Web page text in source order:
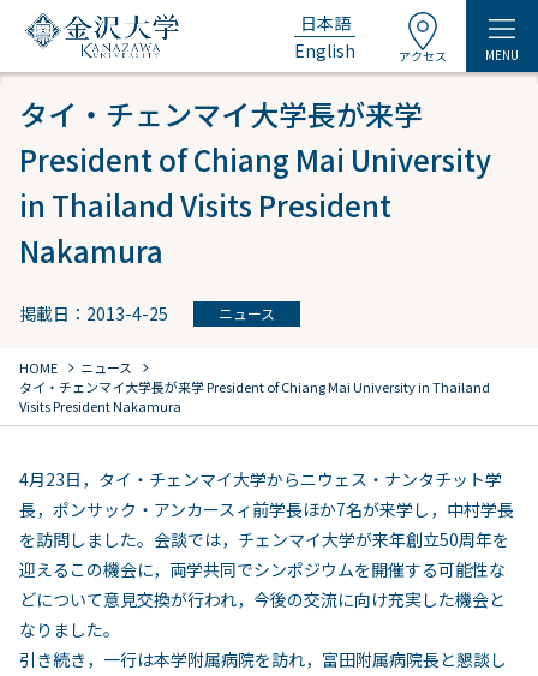
日本語
English
アクセス MENU
タイ・チェンマイ大学長が来学
President of Chiang Mai University
in Thailand Visits President
Nakamura
掲載日：2013-4-25 ニュース
HOME chevron_right ニュース chevron_right
タイ・チェンマイ大学長が来学 President of Chiang Mai University in Thailand
Visits President Nakamura
4月23日，タイ・チェンマイ大学からニウェス・ナンタチット学
長，ポンサック・アンカースィ前学長ほか7名が来学し，中村学長
を訪問しました。会談では，チェンマイ大学が来年創立50周年を
迎えるこの機会に，両学共同でシンポジウムを開催する可能性な
どについて意見交換が行われ，今後の交流に向け充実した機会と
なりました。
引き続き，一行は本学附属病院を訪れ，富田附属病院長と懇談し